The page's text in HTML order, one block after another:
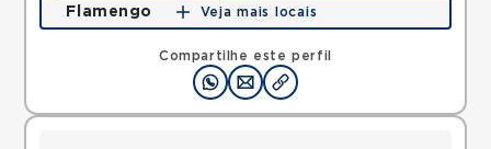
Compartilhe este perfil
Flamengo
Rua Dois de Dezembro, Flamengo, Rio de Janeiro,
RJ, 22220040 •
Mapa
Veja mais locais